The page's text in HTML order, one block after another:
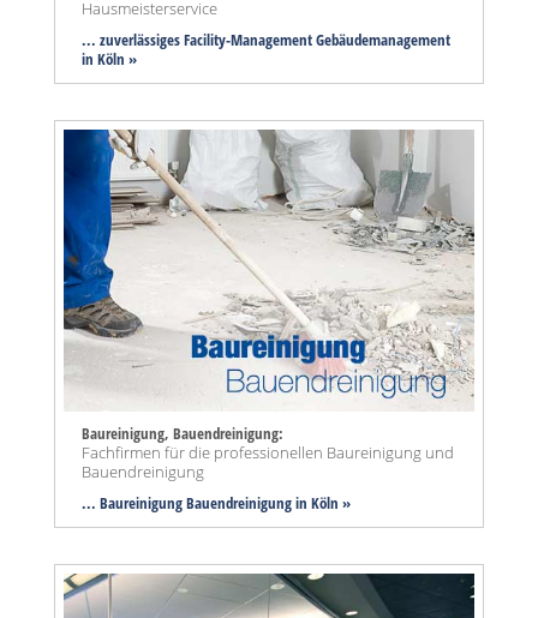
Hausmeisterservice
... zuverlässiges Facility-Management Gebäudemanagement
in Köln »
Baureinigung, Bauendreinigung:
Fachfirmen für die professionellen Baureinigung und
Bauendreinigung
... Baureinigung Bauendreinigung in Köln »